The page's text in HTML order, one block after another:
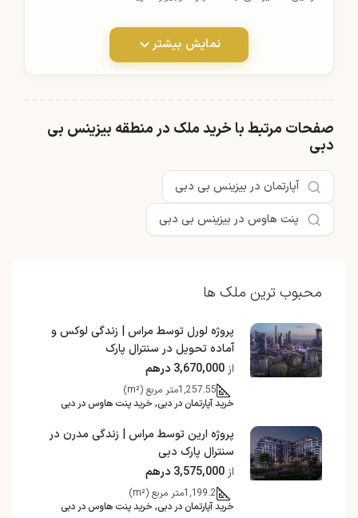
نمایش بیشتر
صفحات مرتبط با خرید ملک در منطقه بیزینس بی
دبی
آپارتمان در بیزینس بی دبی
پنت هاوس در بیزینس بی دبی
محبوب ترین ملک ها
پروژه لورل توسط مراس | زندگی لوکس و
آماده تحویل در سنترال پارک
از 3,670,000 درهم
1,257.55متر مربع (m²)
خرید آپارتمان در دبی, خرید پنت هاوس در دبی
پروژه ارین توسط مراس | زندگی مدرن در
سنترال پارک دبی
از 3,575,000 درهم
1,199.2متر مربع (m²)
خرید آپارتمان در دبی, خرید پنت هاوس در دبی